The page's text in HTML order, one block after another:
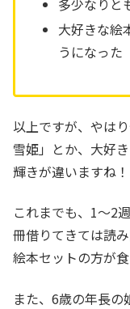
多少なりと
大好きな絵
うになった
以上ですが、やは
雪姫」とか、大好
輝きが違いますね！
これまでも、1～2
冊借りてきては読
絵本セットの方が
また、6歳の年長